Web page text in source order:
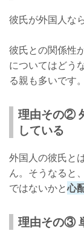
彼氏が外国人な
彼氏との関係性
についてはどう
る親も多いです。
理由その②
している
外国人の彼氏と
ん。そうなると
ではないかと心
理由その③